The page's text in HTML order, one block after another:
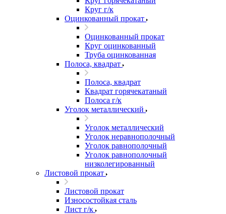
Круг г/к
Оцинкованный прокат
Оцинкованный прокат
Круг оцинкованный
Труба оцинкованная
Полоса, квадрат
Полоса, квадрат
Квадрат горячекатаный
Полоса г/к
Уголок металлический
Уголок металлический
Уголок неравнополочный
Уголок равнополочный
Уголок равнополочный
низколегированный
Листовой прокат
Листовой прокат
Износостойкая сталь
Лист г/к